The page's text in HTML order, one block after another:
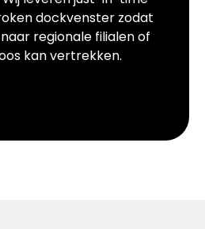
dockvenster zodat
regionale filialen of
kan vertrekken.